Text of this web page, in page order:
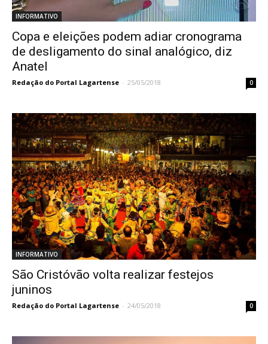
INFORMATIVO
Copa e eleições podem adiar cronograma
de desligamento do sinal analógico, diz
Anatel
Redação do Portal Lagartense - 25/05/2018 0
INFORMATIVO
São Cristóvão volta realizar festejos
juninos
Redação do Portal Lagartense - 24/05/2018 0